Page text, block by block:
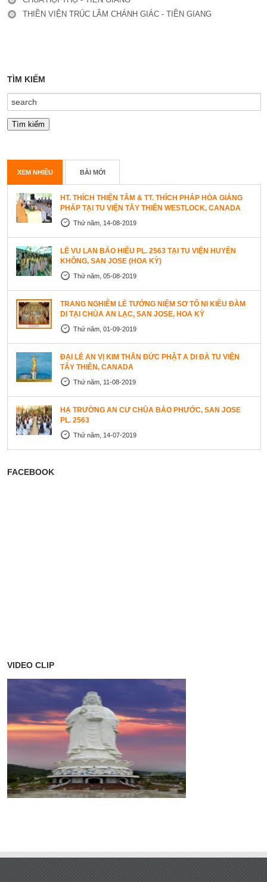
THIỀN VIỆN TRÚC LÂM CHÁNH GIÁC - TIỀN GIANG
TÌM KIẾM
XEM NHIỀU BÀI MỚI
HT. THÍCH THIỆN TÂM & TT. THÍCH PHÁP HÒA GIẢNG
PHÁP TẠI TU VIỆN TÂY THIÊN WESTLOCK, CANADA
Thứ năm, 14-08-2019
LỄ VU LAN BÁO HIẾU PL. 2563 TẠI TU VIỆN HUYỀN
KHÔNG, SAN JOSE (HOA KỲ)
Thứ năm, 05-08-2019
TRANG NGHIÊM LỄ TƯỞNG NIỆM SƠ TỔ NI KIỀU ĐÀM
DI TẠI CHÙA AN LẠC, SAN JOSE, HOA KỲ
Thứ năm, 01-09-2019
ĐẠI LỄ AN VỊ KIM THÂN ĐỨC PHẬT A DI ĐÀ TU VIỆN
TÂY THIÊN, CANADA
Thứ năm, 11-08-2019
HẠ TRƯỜNG AN CƯ CHÙA BẢO PHƯỚC, SAN JOSE
PL. 2563
Thứ năm, 14-07-2019
FACEBOOK
VIDEO CLIP